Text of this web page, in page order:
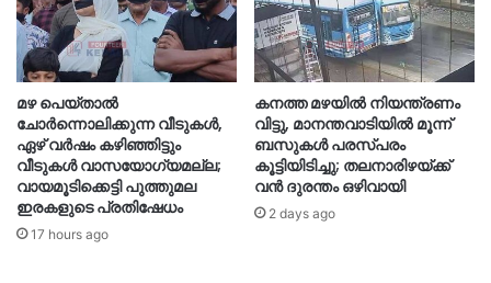
മഴ പെയ്താൽ
ചോർന്നൊലിക്കുന്ന വീടുകൾ,
ഏഴ് വർഷം കഴിഞ്ഞിട്ടും
വീടുകൾ വാസയോഗ്യമല്ല;
വായമൂടിക്കെട്ടി പുത്തുമല
ഇരകളുടെ പ്രതിഷേധം
17 hours ago
കനത്ത മഴയിൽ നിയന്ത്രണം
വിട്ടു, മാനന്തവാടിയിൽ മൂന്ന്
ബസുകൾ പരസ്പരം
കൂട്ടിയിടിച്ചു; തലനാരിഴയ്ക്ക്
വൻ ദുരന്തം ഒഴിവായി
2 days ago